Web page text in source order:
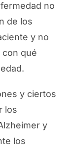
no
de los
y no
qué
y ciertos
los
y
los